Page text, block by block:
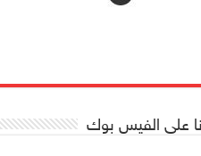
على الفيس بوك